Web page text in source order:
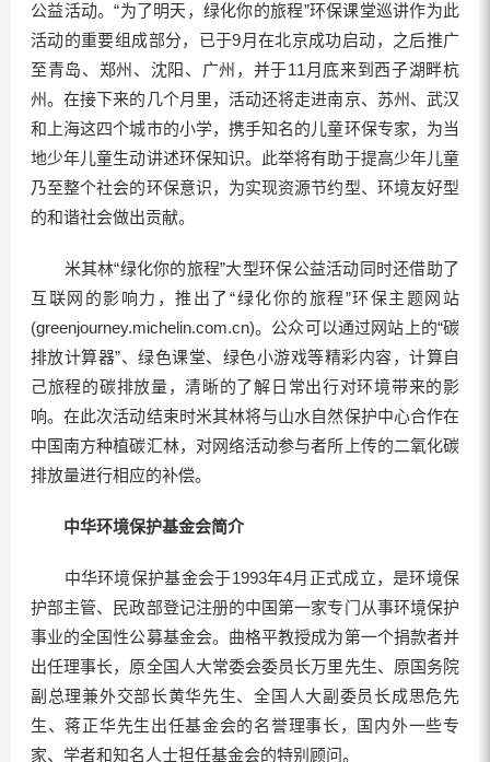
公益活动。“为了明天，绿化你的旅程”环保课堂巡讲作为此
活动的重要组成部分，已于9月在北京成功启动，之后推广
至青岛、郑州、沈阳、广州，并于11月底来到西子湖畔杭
州。在接下来的几个月里，活动还将走进南京、苏州、武汉
和上海这四个城市的小学，携手知名的儿童环保专家，为当
地少年儿童生动讲述环保知识。此举将有助于提高少年儿童
乃至整个社会的环保意识，为实现资源节约型、环境友好型
的和谐社会做出贡献。
米其林“绿化你的旅程”大型环保公益活动同时还借助了
互联网的影响力，推出了“绿化你的旅程”环保主题网站
(greenjourney.michelin.com.cn)。公众可以通过网站上的“碳
排放计算器”、绿色课堂、绿色小游戏等精彩内容，计算自
己旅程的碳排放量，清晰的了解日常出行对环境带来的影
响。在此次活动结束时米其林将与山水自然保护中心合作在
中国南方种植碳汇林，对网络活动参与者所上传的二氧化碳
排放量进行相应的补偿。
中华环境保护基金会简介
中华环境保护基金会于1993年4月正式成立，是环境保
护部主管、民政部登记注册的中国第一家专门从事环境保护
事业的全国性公募基金会。曲格平教授成为第一个捐款者并
出任理事长，原全国人大常委会委员长万里先生、原国务院
副总理兼外交部长黄华先生、全国人大副委员长成思危先
生、蒋正华先生出任基金会的名誉理事长，国内外一些专
家、学者和知名人士担任基金会的特别顾问。